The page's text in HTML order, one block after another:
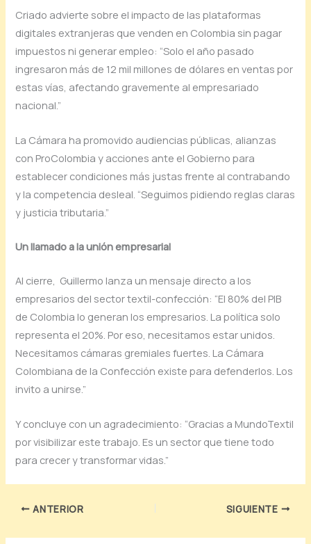
Criado advierte sobre el impacto de las plataformas
digitales extranjeras que venden en Colombia sin pagar
impuestos ni generar empleo: “Solo el año pasado
ingresaron más de 12 mil millones de dólares en ventas por
estas vías, afectando gravemente al empresariado
nacional.”
La Cámara ha promovido audiencias públicas, alianzas
con ProColombia y acciones ante el Gobierno para
establecer condiciones más justas frente al contrabando
y la competencia desleal. “Seguimos pidiendo reglas claras
y justicia tributaria.”
Un llamado a la unión empresarial
Al cierre, Guillermo lanza un mensaje directo a los
empresarios del sector textil-confección: “El 80% del PIB
de Colombia lo generan los empresarios. La política solo
representa el 20%. Por eso, necesitamos estar unidos.
Necesitamos cámaras gremiales fuertes. La Cámara
Colombiana de la Confección existe para defenderlos. Los
invito a unirse.”
Y concluye con un agradecimiento: “Gracias a MundoTextil
por visibilizar este trabajo. Es un sector que tiene todo
para crecer y transformar vidas.”
ANTERIOR SIGUIENTE